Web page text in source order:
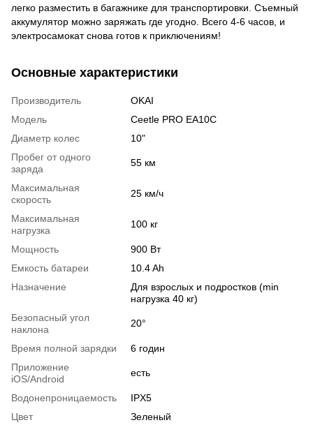
легко разместить в багажнике для транспортировки. Съемный
аккумулятор можно заряжать где угодно. Всего 4-6 часов, и
электросамокат снова готов к приключениям!
Основные характеристики
Производитель
OKAI
Модель
Ceetle PRO EA10C
Диаметр колес
10"
Пробег от одного
заряда
55 км
Максимальная
скорость
25 км/ч
Максимальная
нагрузка
100 кг
Мощность
900 Вт
Емкость батареи
10.4 Ah
Назначение
Для взрослых и подростков (min
нагрузка 40 кг)
Безопасный угол
наклона
20°
Время полной зарядки
6 годин
Приложение
iOS/Android
есть
Водонепроницаемость
IPX5
Цвет
Зеленый